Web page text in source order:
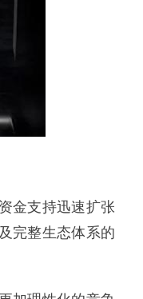
金支持迅速扩张
完整生态体系的